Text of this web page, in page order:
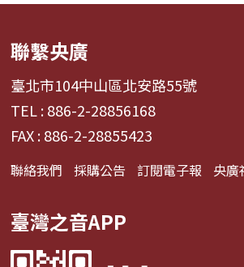
聯繫央廣
臺北市104中山區北安路55號
TEL : 886-2-28856168
FAX : 886-2-28855423
聯絡我們 採購公告 訂閱電子報 央廣
臺灣之音APP